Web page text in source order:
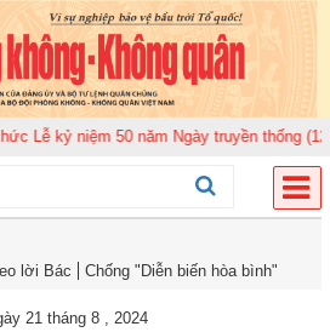
niệm 50 năm Ngày truyền thống (12-11-
lời Bác Chống "Diễn biến hòa bình"
21 tháng 8 , 2024